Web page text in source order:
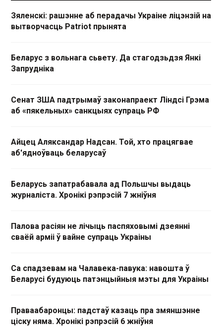
Зяленскі: рашэнне аб перадачы Украіне ліцэнзій на
вытворчасць Patriot прынята
Беларус з вольнага сьвету. Да стагодзьдзя Янкі
Запрудніка
Сенат ЗША падтрымаў законапраект Ліндсі Грэма
аб «пякельных» санкцыях супраць РФ
Айцец Аляксандар Надсан. Той, хто працягвае
аб'ядноўваць беларусаў
Беларусь запатрабавала ад Польшчы выдаць
журналіста. Хронікі рэпрэсій 7 жніўня
Палова расіян не лічыць паспяховымі дзеянні
сваёй арміі ў вайне супраць Украіны
Са спадзевам на Чалавека-павука: навошта ў
Беларусі будуюць патэнцыйныя мэты для Украіны
Праваабаронцы: падстаў казаць пра змяншэнне
ціску няма. Хронікі рэпрэсій 6 жніўня